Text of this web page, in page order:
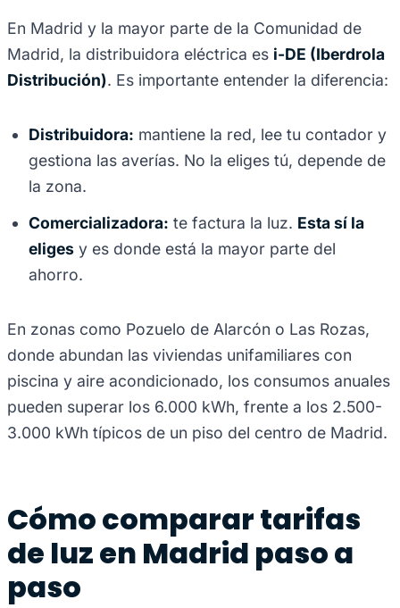
En Madrid y la mayor parte de la Comunidad de
Madrid, la distribuidora eléctrica es i-DE (Iberdrola
Distribución). Es importante entender la diferencia:
Distribuidora: mantiene la red, lee tu contador y
gestiona las averías. No la eliges tú, depende de
la zona.
Comercializadora: te factura la luz. Esta sí la
eliges y es donde está la mayor parte del
ahorro.
En zonas como Pozuelo de Alarcón o Las Rozas,
donde abundan las viviendas unifamiliares con
piscina y aire acondicionado, los consumos anuales
pueden superar los 6.000 kWh, frente a los 2.500-
3.000 kWh típicos de un piso del centro de Madrid.
Cómo comparar tarifas
de luz en Madrid paso a
paso